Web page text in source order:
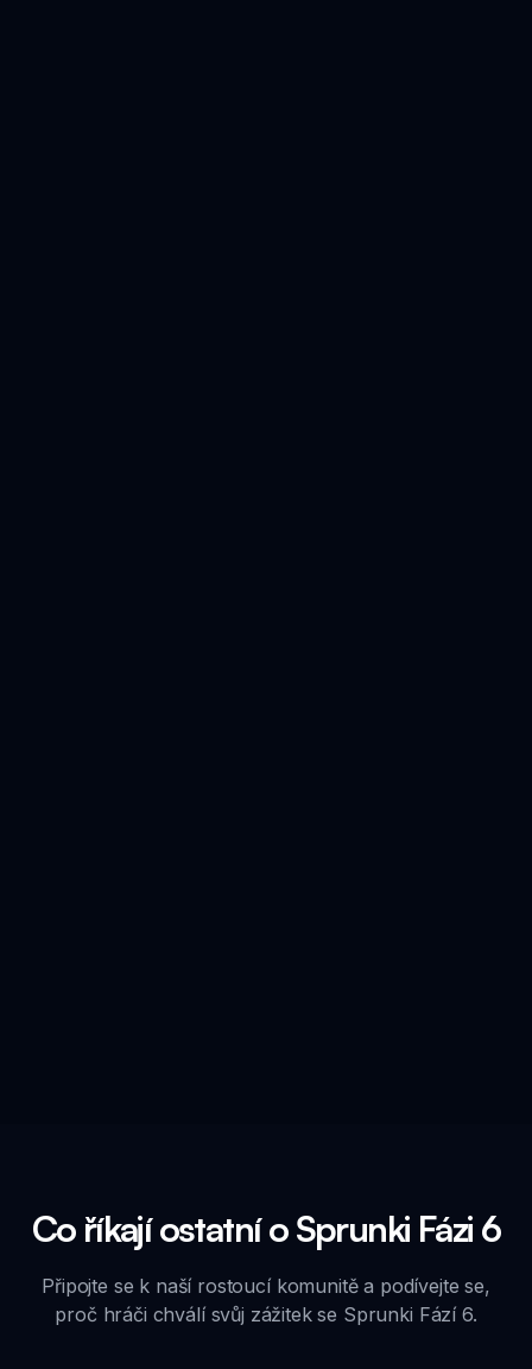
Co říkají ostatní o Sprunki Fázi 6
Připojte se k naší rostoucí komunitě a podívejte se,
proč hráči chválí svůj zážitek se Sprunki Fází 6.